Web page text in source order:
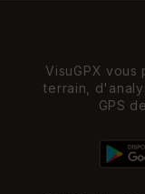
VisuGPX
terrain,
GPS